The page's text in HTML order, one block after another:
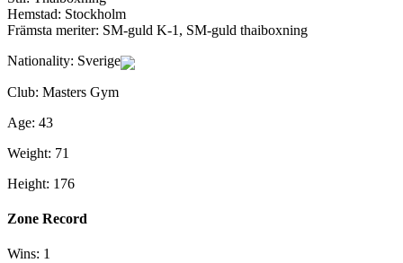
Hemstad: Stockholm
Främsta meriter: SM-guld K-1, SM-guld thaiboxning
Nationality: Sverige
Club: Masters Gym
Age: 43
Weight: 71
Height: 176
Zone Record
Wins: 1